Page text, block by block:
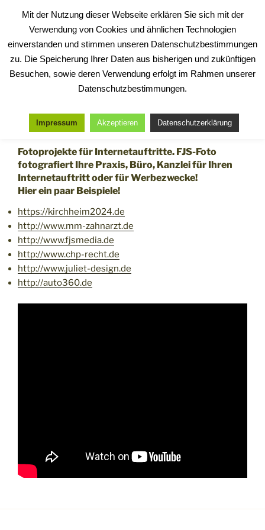
Inhalt
springen
FJS-FOTO
Fotografie mit Herz und Können
Menü
LINKS
Fotoprojekte für Internetauftritte. FJS-Foto
fotografiert Ihre Praxis, Büro, Kanzlei für Ihren
Internetauftritt oder für Werbezwecke!
Hier ein paar Beispiele!
https://kirchheim2024.de
http://www.mm-zahnarzt.de
http://www.fjsmedia.de
http://www.chp-recht.de
http://www.juliet-design.de
http://auto360.de
Mit der Nutzung dieser Webseite erklären Sie sich mit der
Verwendung von Cookies und ähnlichen Technologien
einverstanden und stimmen unseren Datenschutzbestimmungen
zu. Die Speicherung Ihrer Daten aus bisherigen und zukünftigen
Besuchen, sowie deren Verwendung erfolgt im Rahmen unserer
Datenschutzbestimmungen.
Impressum Akzeptieren Datenschutzerklärung